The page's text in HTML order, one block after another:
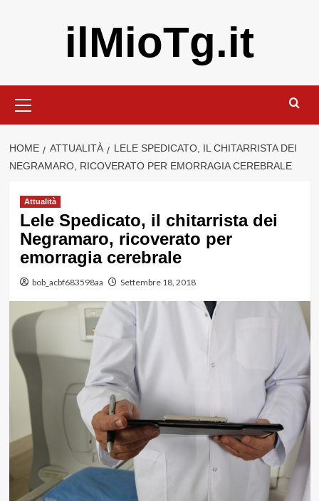
ilMioTg.it
principale
HOME ATTUALITÀ
LELE SPEDICATO, IL CHITARRISTA DEI
NEGRAMARO, RICOVERATO PER EMORRAGIA CEREBRALE
Attualità
Lele Spedicato, il chitarrista dei
Negramaro, ricoverato per
emorragia cerebrale
bob_acbf683598aa Settembre 18, 2018